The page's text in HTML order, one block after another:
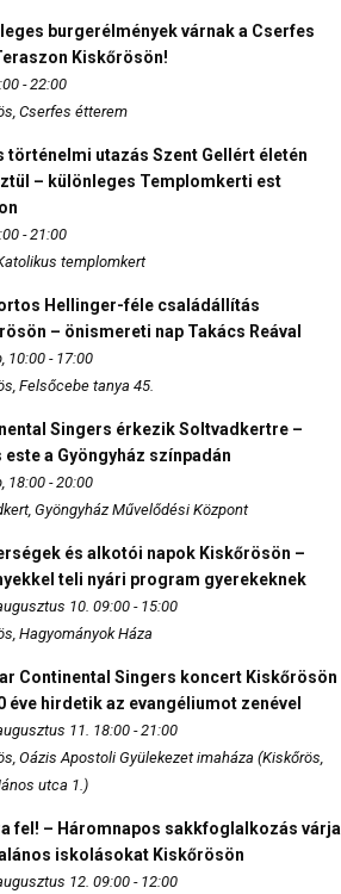
burgerélmények várnak a Cserfes
Kiskőrösön!
- 22:00
Cserfes étterem
történelmi utazás Szent Gellért életén
– különleges Templomkerti est
- 21:00
templomkert
Hellinger-féle családállítás
– önismereti nap Takács Reával
10:00 - 17:00
Felsőcebe tanya 45.
Singers érkezik Soltvadkertre –
este a Gyöngyház színpadán
18:00 - 20:00
Gyöngyház Művelődési Központ
és alkotói napok Kiskőrösön –
teli nyári program gyerekeknek
10. 09:00 - 15:00
Hagyományok Háza
Continental Singers koncert Kiskőrösön
éve hirdetik az evangéliumot zenével
11. 18:00 - 21:00
Oázis Apostoli Gyülekezet imaháza (Kiskőrös,
utca 1.)
fel! – Háromnapos sakkfoglalkozás várja
iskolásokat Kiskőrösön
12. 09:00 - 12:00